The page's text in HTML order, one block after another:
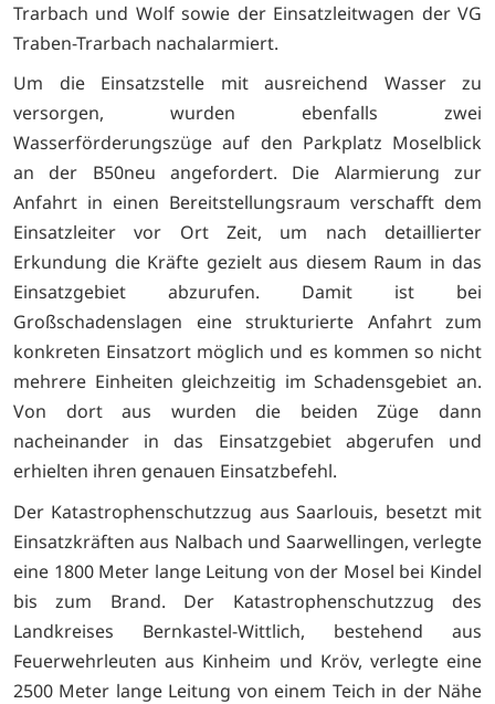
Trarbach und Wolf sowie der Einsatzleitwagen der VG
Traben-Trarbach nachalarmiert.
Um die Einsatzstelle mit ausreichend Wasser zu
versorgen, wurden ebenfalls zwei
Wasserförderungszüge auf den Parkplatz Moselblick
an der B50neu angefordert. Die Alarmierung zur
Anfahrt in einen Bereitstellungsraum verschafft dem
Einsatzleiter vor Ort Zeit, um nach detaillierter
Erkundung die Kräfte gezielt aus diesem Raum in das
Einsatzgebiet abzurufen. Damit ist bei
Großschadenslagen eine strukturierte Anfahrt zum
konkreten Einsatzort möglich und es kommen so nicht
mehrere Einheiten gleichzeitig im Schadensgebiet an.
Von dort aus wurden die beiden Züge dann
nacheinander in das Einsatzgebiet abgerufen und
erhielten ihren genauen Einsatzbefehl.
Der Katastrophenschutzzug aus Saarlouis, besetzt mit
Einsatzkräften aus Nalbach und Saarwellingen, verlegte
eine 1800 Meter lange Leitung von der Mosel bei Kindel
bis zum Brand. Der Katastrophenschutzzug des
Landkreises Bernkastel-Wittlich, bestehend aus
Feuerwehrleuten aus Kinheim und Kröv, verlegte eine
2500 Meter lange Leitung von einem Teich in der Nähe